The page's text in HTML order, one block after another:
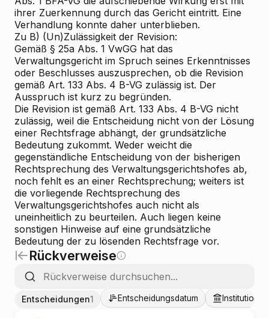
ihrer Zuerkennung durch das Gericht eintritt. Eine
Verhandlung konnte daher unterblieben.
Zu B) (Un)Zulässigkeit der Revision:
Gemäß § 25a Abs. 1 VwGG hat das
Verwaltungsgericht im Spruch seines Erkenntnisses
oder Beschlusses auszusprechen, ob die Revision
gemäß Art. 133 Abs. 4 B-VG zulässig ist. Der
Ausspruch ist kurz zu begründen.
Die Revision ist gemäß Art. 133 Abs. 4 B-VG nicht
zulässig, weil die Entscheidung nicht von der Lösung
einer Rechtsfrage abhängt, der grundsätzliche
Bedeutung zukommt. Weder weicht die
gegenständliche Entscheidung von der bisherigen
Rechtsprechung des Verwaltungsgerichtshofes ab,
noch fehlt es an einer Rechtsprechung; weiters ist
die vorliegende Rechtsprechung des
Verwaltungsgerichtshofes auch nicht als
uneinheitlich zu beurteilen. Auch liegen keine
sonstigen Hinweise auf eine grundsätzliche
Bedeutung der zu lösenden Rechtsfrage vor.
Rückverweise
Entscheidungen1 Entscheidungsdatum Institutionen